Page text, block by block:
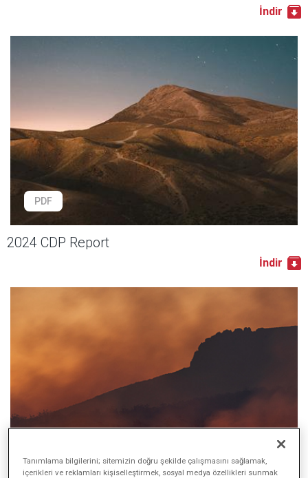
İndir
PDF
2024 CDP Report
İndir
Tanımlama bilgilerini; sitemizin doğru şekilde çalışmasını sağlamak,
içerikleri ve reklamları kişiselleştirmek, sosyal medya özellikleri sunmak